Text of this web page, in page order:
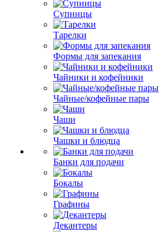
Супницы
Тарелки
Формы для запекания
Чайники и кофейники
Чайные/кофейные пары
Чаши
Чашки и блюдца
Банки для подачи
Бокалы
Графины
Декантеры